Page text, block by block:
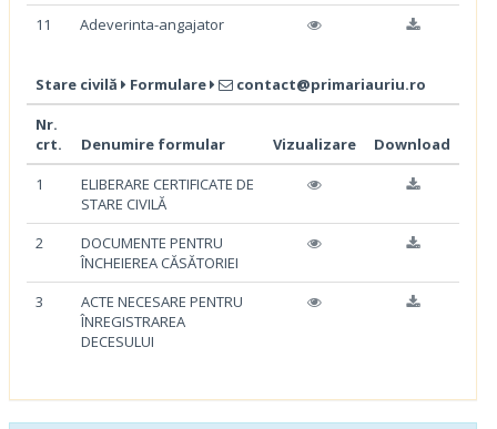
11
Adeverinta-angajator
Stare civilă Formulare
contact@primariauriu.ro
Nr.
crt.
Denumire formular Vizualizare
Download
1
ELIBERARE CERTIFICATE DE
STARE CIVILĂ
2
DOCUMENTE PENTRU
ÎNCHEIEREA CĂSĂTORIEI
3
ACTE NECESARE PENTRU
ÎNREGISTRAREA
DECESULUI